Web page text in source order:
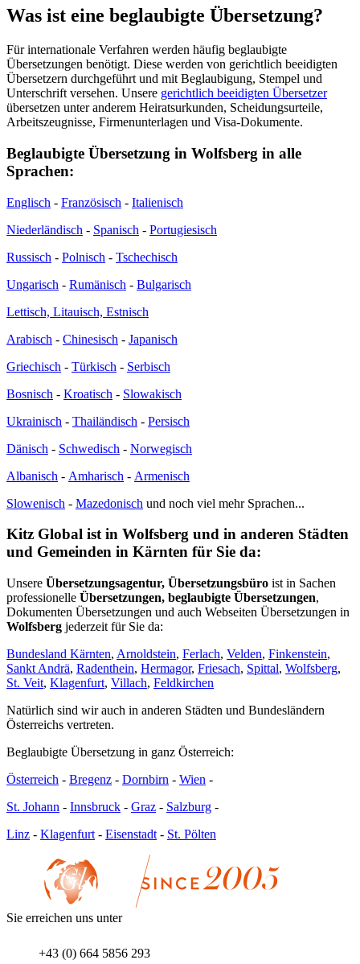
Was ist eine beglaubigte Übersetzung?
Für internationale Verfahren werden häufig beglaubigte
Übersetzungen benötigt. Diese werden von gerichtlich beeidigten
Übersetzern durchgeführt und mit Beglaubigung, Stempel und
Unterschrift versehen. Unsere gerichtlich beeidigten Übersetzer
übersetzen unter anderem Heiratsurkunden, Scheidungsurteile,
Arbeitszeugnisse, Firmenunterlagen und Visa-Dokumente.
Beglaubigte Übersetzung in Wolfsberg in alle
Sprachen:
Englisch - Französisch - Italienisch
Niederländisch - Spanisch - Portugiesisch
Russisch - Polnisch - Tschechisch
Ungarisch - Rumänisch - Bulgarisch
Lettisch, Litauisch, Estnisch
Arabisch - Chinesisch - Japanisch
Griechisch - Türkisch - Serbisch
Bosnisch - Kroatisch - Slowakisch
Ukrainisch - Thailändisch - Persisch
Dänisch - Schwedisch - Norwegisch
Albanisch - Amharisch - Armenisch
Slowenisch - Mazedonisch und noch viel mehr Sprachen...
Kitz Global ist in Wolfsberg und in anderen Städten
und Gemeinden in Kärnten für Sie da:
Unsere Übersetzungsagentur, Übersetzungsbüro ist in Sachen
professionelle Übersetzungen, beglaubigte Übersetzungen,
Dokumenten Übersetzungen und auch Webseiten Übersetzungen in
Wolfsberg jederzeit für Sie da:
Bundesland Kärnten, Arnoldstein, Ferlach, Velden, Finkenstein,
Sankt Andrä, Radenthein, Hermagor, Friesach, Spittal, Wolfsberg,
St. Veit, Klagenfurt, Villach, Feldkirchen
Natürlich sind wir auch in anderen Städten und Bundesländern
Österreichs vertreten.
Beglaubigte Übersetzung in ganz Österreich:
Österreich - Bregenz - Dornbirn - Wien -
St. Johann - Innsbruck - Graz - Salzburg -
Linz - Klagenfurt - Eisenstadt - St. Pölten
Sie erreichen uns unter
+43 (0) 664 5856 293